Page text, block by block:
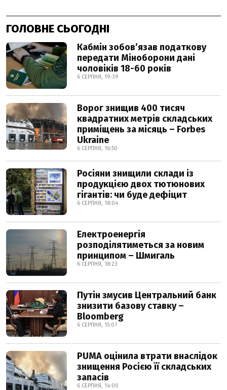
ГОЛОВНЕ СЬОГОДНІ
Кабмін зобовʼязав податкову
передати Міноборони дані
чоловіків 18-60 років
6 СЕРПНЯ, 19:39
Ворог знищив 400 тисяч
квадратних метрів складських
приміщень за місяць – Forbes
Ukraine
6 СЕРПНЯ, 16:50
Росіяни знищили склади із
продукцією двох тютюнових
гігантів: чи буде дефіцит
6 СЕРПНЯ, 18:04
Електроенергія
розподілятиметься за новим
принципом – Шмигаль
6 СЕРПНЯ, 18:23
Путін змусив Центральний банк
знизити базову ставку –
Bloomberg
6 СЕРПНЯ, 15:07
PUMA оцінила втрати внаслідок
знищення Росією її складських
запасів
6 СЕРПНЯ, 14:00